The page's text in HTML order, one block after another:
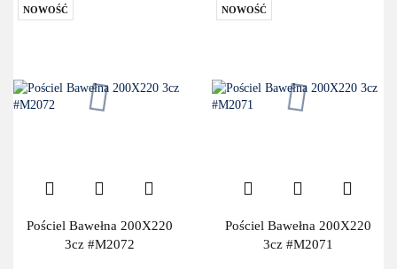
NOWOŚĆ
Pościel Bawełna 200X220
3cz #M2072
NOWOŚĆ
Pościel Bawełna 200X220
3cz #M2071